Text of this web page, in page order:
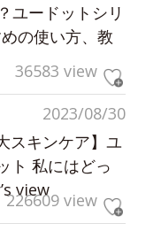
ユードットシリ
の使い方、教
36583 view
2023/08/30
スキンケア】ユ
ト 私にはどっ
view
226609 view